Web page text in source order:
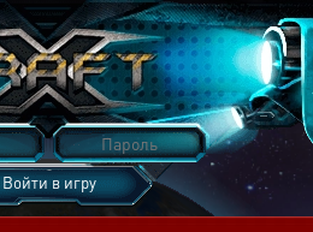
Войти в игру